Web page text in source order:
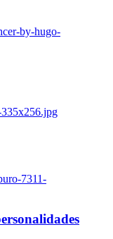
by-hugo-
7311-